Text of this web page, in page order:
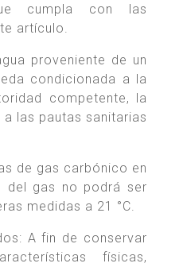
cumpla con las
artículo.
proveniente de un
condicionada a la
competente, la
las pautas sanitarias
de gas carbónico en
del gas no podrá ser
medidas a 21 °C.
A fin de conservar
físicas,